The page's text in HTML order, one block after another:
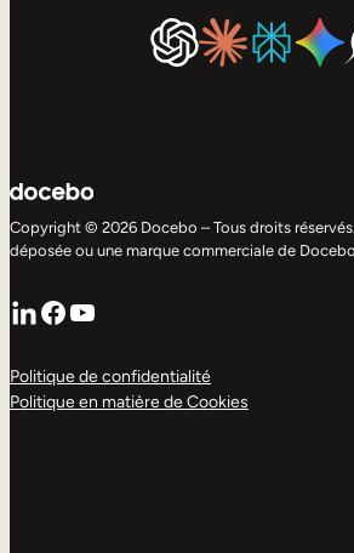
Copyright © 2026 Docebo – Tous droits
déposée ou une marque commerciale de
LinkedIn
Facebook
YouTube
Politique de confidentialité
Politique en matière de Cookies